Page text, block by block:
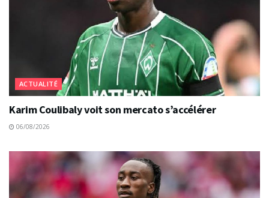
ACTUALITÉ
Karim Coulibaly voit son mercato s’accélérer
06/08/2026